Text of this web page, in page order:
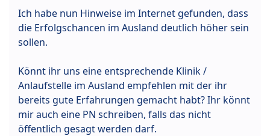
Ich habe nun Hinweise im Internet gefunden, dass
die Erfolgschancen im Ausland deutlich höher sein
sollen.
Könnt ihr uns eine entsprechende Klinik /
Anlaufstelle im Ausland empfehlen mit der ihr
bereits gute Erfahrungen gemacht habt? Ihr könnt
mir auch eine PN schreiben, falls das nicht
öffentlich gesagt werden darf.